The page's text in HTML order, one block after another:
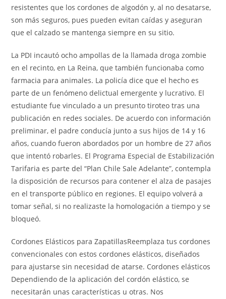
resistentes que los cordones de algodón y, al no desatarse,
son más seguros, pues pueden evitan caídas y aseguran
que el calzado se mantenga siempre en su sitio.
La PDI incautó ocho ampollas de la llamada droga zombie
en el recinto, en La Reina, que también funcionaba como
farmacia para animales. La policía dice que el hecho es
parte de un fenómeno delictual emergente y lucrativo. El
estudiante fue vinculado a un presunto tiroteo tras una
publicación en redes sociales. De acuerdo con información
preliminar, el padre conducía junto a sus hijos de 14 y 16
años, cuando fueron abordados por un hombre de 27 años
que intentó robarles. El Programa Especial de Estabilización
Tarifaria es parte del “Plan Chile Sale Adelante”, contempla
la disposición de recursos para contener el alza de pasajes
en el transporte público en regiones. El equipo volverá a
tomar señal, si no realizaste la homologación a tiempo y se
bloqueó.
Cordones Elásticos para ZapatillasReemplaza tus cordones
convencionales con estos cordones elásticos, diseñados
para ajustarse sin necesidad de atarse. Cordones elásticos
Dependiendo de la aplicación del cordón elástico, se
necesitarán unas características u otras. Nos